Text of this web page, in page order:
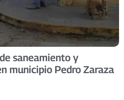
saneamiento y
municipio Pedro Zaraza